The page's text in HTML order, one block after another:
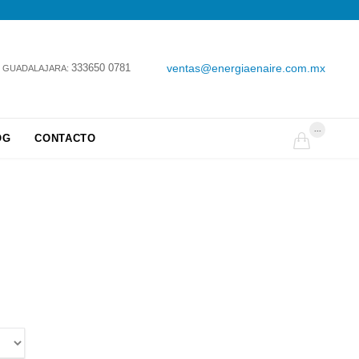
GUADALAJARA: 333650 0781 ventas@energiaenaire.com.mx
CONTACTO 